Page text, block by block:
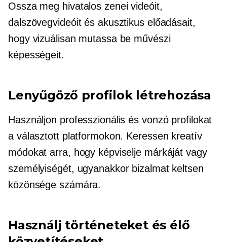
Ossza meg hivatalos zenei videóit,
dalszövegvideóit és akusztikus előadásait,
hogy vizuálisan mutassa be művészi
képességeit.
Lenyűgöző profilok létrehozása
Használjon professzionális és vonzó profilokat
a választott platformokon. Keressen kreatív
módokat arra, hogy képviselje márkáját vagy
személyiségét, ugyanakkor bizalmat keltsen
közönsége számára.
Használj történeteket és élő